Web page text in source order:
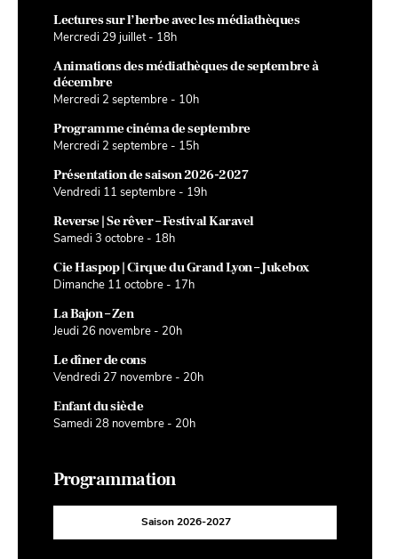
Lectures sur l’herbe avec les médiathèques
Mercredi 29 juillet - 18h
Animations des médiathèques de septembre à
décembre
Mercredi 2 septembre - 10h
Programme cinéma de septembre
Mercredi 2 septembre - 15h
Présentation de saison 2026-2027
Vendredi 11 septembre - 19h
Reverse | Se rêver – Festival Karavel
Samedi 3 octobre - 18h
Cie Haspop | Cirque du Grand Lyon – Jukebox
Dimanche 11 octobre - 17h
La Bajon – Zen
Jeudi 26 novembre - 20h
Le dîner de cons
Vendredi 27 novembre - 20h
Enfant du siècle
Samedi 28 novembre - 20h
Programmation
Saison 2026-2027